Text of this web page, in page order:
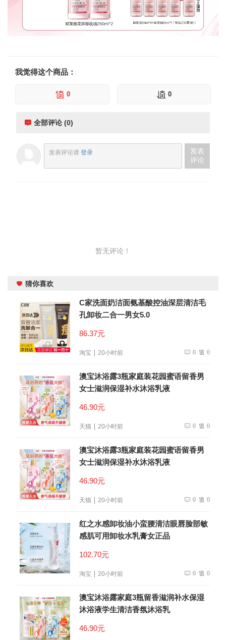
我觉得这个商品：
0 0
全部评论 (0)
发表评论请 登录
发表
评论
暂无评论！
猜你喜欢
C家洗面奶洁面氨基酸控油深层清洁毛
孔卸妆二合一男女5.0
86.37元
淘宝 20小时前 0 0
澳宝沐浴露3瓶家庭装花园蜜语留香男
女士滋润保湿补水沐浴乳液
46.90元
天猫 20小时前 0 0
澳宝沐浴露3瓶家庭装花园蜜语留香男
女士滋润保湿补水沐浴乳液
46.90元
天猫 20小时前 0 0
红之水感卸妆油小蛮腰清洁眼唇脸部敏
感肌可用卸妆水乳膏女正品
102.70元
淘宝 20小时前 0 0
澳宝沐浴露家庭3瓶留香滋润补水保湿
沐浴液学生清洁香氛沐浴乳
46.90元